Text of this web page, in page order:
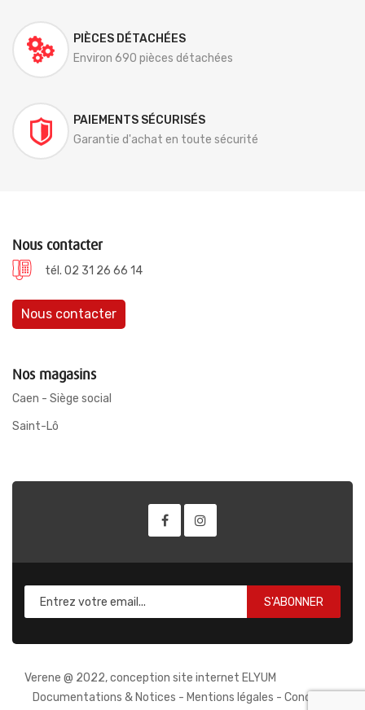
PIÈCES DÉTACHÉES
Environ 690 pièces détachées
PAIEMENTS SÉCURISÉS
Garantie d'achat en toute sécurité
Nous contacter
tél. 02 31 26 66 14
Nous contacter
Nos magasins
Caen - Siège social
Saint-Lô
S'ABONNER
Verene @ 2022, conception site internet ELYUM
Documentations & Notices - Mentions légales - Conditions